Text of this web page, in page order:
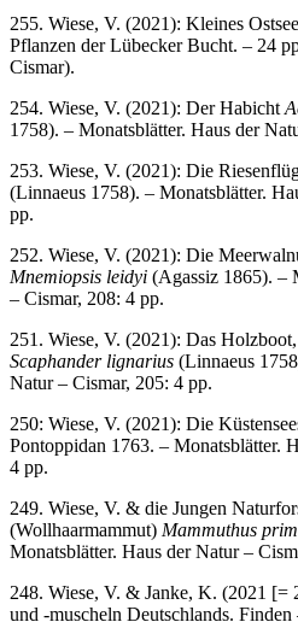
255. Wiese, V. (2021): Kleines
Pflanzen der Lübecker Bucht. – 24
Cismar).
254. Wiese, V. (2021): Der Habicht
1758). – Monatsblätter. Haus der
253. Wiese, V. (2021): Die
(Linnaeus 1758). – Monatsblätter.
pp.
252. Wiese, V. (2021): Die
Mnemiopsis leidyi (Agassiz 1865). –
– Cismar, 208: 4 pp.
251. Wiese, V. (2021): Das
Scaphander lignarius (Linnaeus
Natur – Cismar, 205: 4 pp.
250: Wiese, V. (2021): Die
Pontoppidan 1763. – Monatsblätter.
4 pp.
249. Wiese, V. & die Jungen
(Wollhaarmammut) Mammuthus
Monatsblätter. Haus der Natur –
248. Wiese, V. & Janke, K. (2021 [=
und -muscheln Deutschlands.